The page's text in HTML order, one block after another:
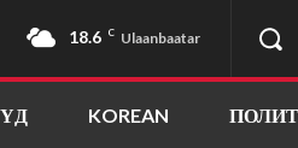
18.6 C Ulaanbaatar
KOREAN